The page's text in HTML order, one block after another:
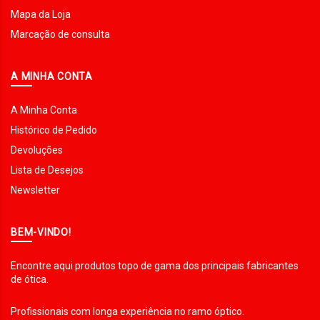
Mapa da Loja
Marcação de consulta
A MINHA CONTA
A Minha Conta
Histórico de Pedido
Devoluções
Lista de Desejos
Newsletter
BEM-VINDO!
Encontre aqui produtos topo de gama dos principais fabricantes
de ótica.
Profissionais com longa experiência no ramo óptico.